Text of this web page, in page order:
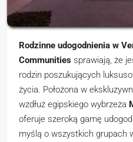
Rodzinne udogodnienia w
Communities sprawiają, że
rodzin poszukujących
życia. Położona w
wzdłuż egipskiego wybrzeża
oferuje szeroką gamę
myślą o wszystkich grupach